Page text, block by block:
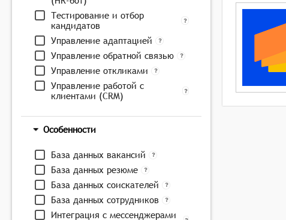
Тестирование и отбор
кандидатов
Управление адаптацией
Управление обратной связью
Управление откликами
Управление работой с
клиентами (CRM)
Особенности
База данных вакансий
База данных резюме
База данных соискателей
База данных сотрудников
Интеграция с мессенджерами